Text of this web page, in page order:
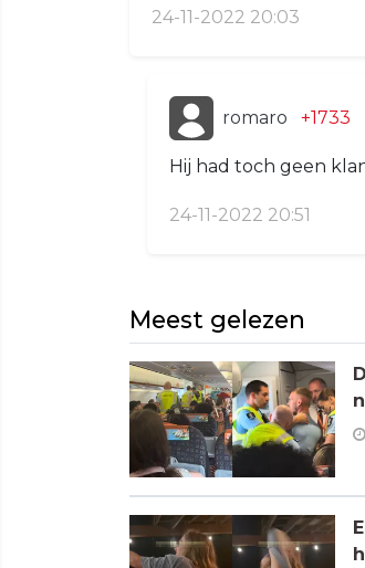
24-11-2022 20:03
romaro +1733
Hij had toch geen
24-11-2022 20:51
Meest gelezen